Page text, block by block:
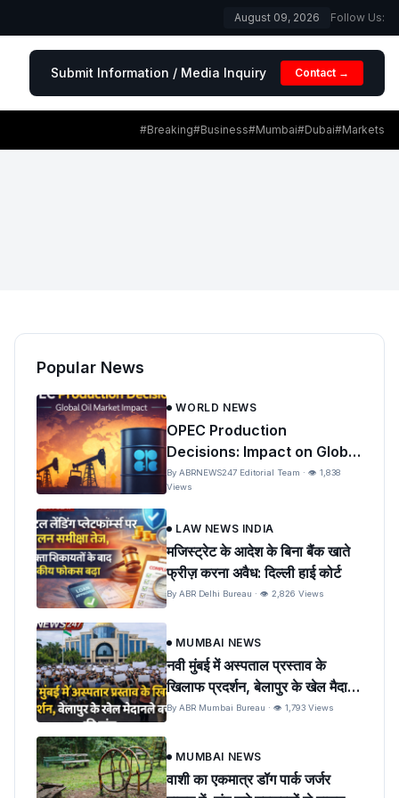
August 09, 2026 Follow Us:
Submit Information / Media Inquiry Contact →
#Breaking#Business#Mumbai#Dubai#Markets
Popular News
WORLD NEWS
OPEC Production
Decisions: Impact on Global
Oil Prices and India
By ABRNEWS247 Editorial Team · 👁 1,838
Views
LAW NEWS INDIA
मजिस्ट्रेट के आदेश के बिना बैंक खाते
फ्रीज़ करना अवैध: दिल्ली हाई कोर्ट
By ABR Delhi Bureau · 👁 2,826 Views
MUMBAI NEWS
नवी मुंबई में अस्पताल प्रस्ताव के
खिलाफ प्रदर्शन, बेलापुर के खेल मैदान
को बचाने की मांग
By ABR Mumbai Bureau · 👁 1,793 Views
MUMBAI NEWS
वाशी का एकमात्र डॉग पार्क जर्जर